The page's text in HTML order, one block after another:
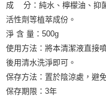
成 分：純水、檸檬油、抑
活性劑等植萃成份。
淨 含 量：500g
使用方法：將本清潔液直接
後用清水洗淨即可。
保存方法：置於陰涼處，避
保存期限：3年